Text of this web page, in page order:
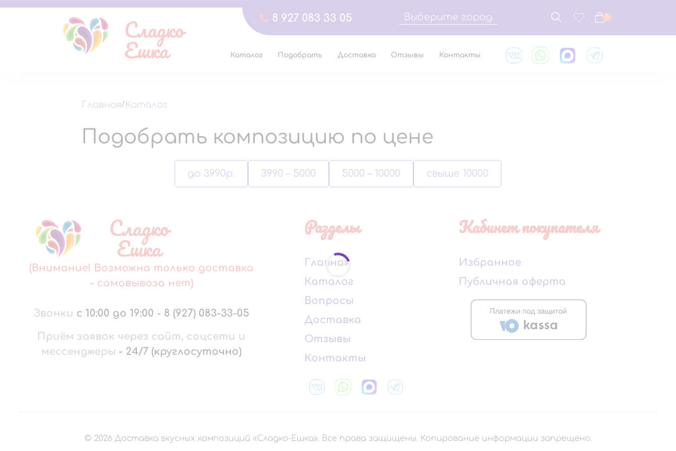
8 927 083 33 05 Выберите город 0
Сладко
Ешка Каталог Подобрать Доставка Отзывы Контакты
Главная/ Каталог
Подобрать композицию по цене
до 3990р. 3990 – 5000 5000 – 10000 свыше 10000
Сладко
Ешка
(Внимание! Возможна только доставка
- самовывоза нет)
Звонки с 10:00 до 19:00 - 8 (927) 083-33-05
Приём заявок через сайт, соцсети и
мессенджеры - 24/7 (круглосуточно)
Разделы
Главная
Каталог
Вопросы
Доставка
Отзывы
Контакты
Кабинет покупателя
Избранное
Публичная оферта
© 2026Доставка вкусных композиций «Сладко-Ешка». Все права защищены. Копирование информации запрещено.